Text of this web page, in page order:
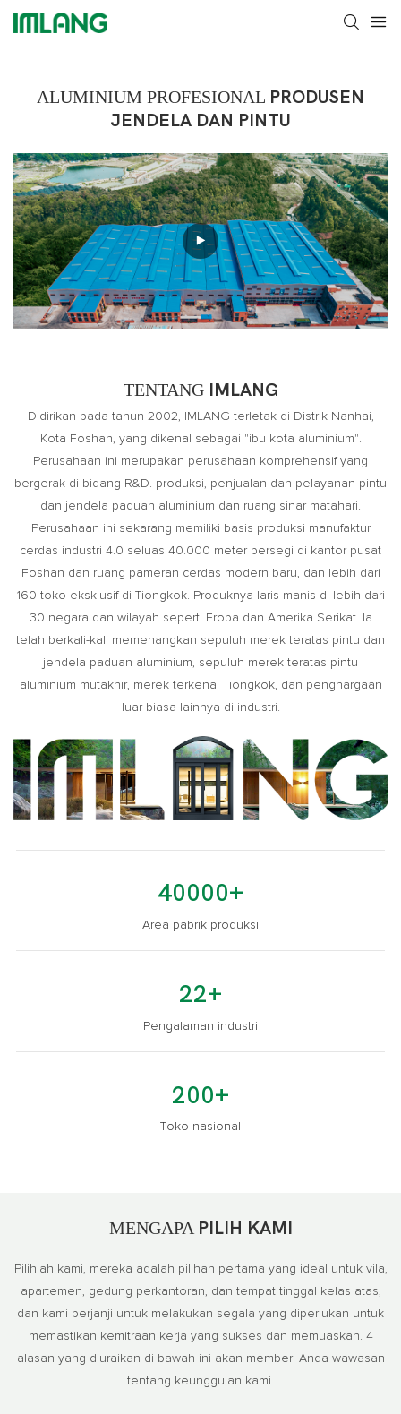
ALUMINIUM PROFESIONAL PRODUSEN
JENDELA DAN PINTU
TENTANG IMLANG
Didirikan pada tahun 2002, IMLANG terletak di Distrik Nanhai,
Kota Foshan, yang dikenal sebagai "ibu kota aluminium".
Perusahaan ini merupakan perusahaan komprehensif yang
bergerak di bidang R&D. produksi, penjualan dan pelayanan pintu
dan jendela paduan aluminium dan ruang sinar matahari.
Perusahaan ini sekarang memiliki basis produksi manufaktur
cerdas industri 4.0 seluas 40.000 meter persegi di kantor pusat
Foshan dan ruang pameran cerdas modern baru, dan lebih dari
160 toko eksklusif di Tiongkok. Produknya laris manis di lebih dari
30 negara dan wilayah seperti Eropa dan Amerika Serikat. Ia
telah berkali-kali memenangkan sepuluh merek teratas pintu dan
jendela paduan aluminium, sepuluh merek teratas pintu
aluminium mutakhir, merek terkenal Tiongkok, dan penghargaan
luar biasa lainnya di industri.
40000+
Area pabrik produksi
22+
Pengalaman industri
200+
Toko nasional
MENGAPA PILIH KAMI
Pilihlah kami, mereka adalah pilihan pertama yang ideal untuk vila,
apartemen, gedung perkantoran, dan tempat tinggal kelas atas,
dan kami berjanji untuk melakukan segala yang diperlukan untuk
memastikan kemitraan kerja yang sukses dan memuaskan. 4
alasan yang diuraikan di bawah ini akan memberi Anda wawasan
tentang keunggulan kami.